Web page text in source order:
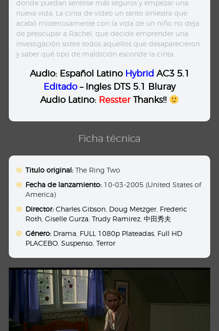
donde puedan sentirse más seguros y empezar una
nueva vida. La cinta de vídeo un tanto siniestra que
acabó misteriosamente con la vida de un niño no deja
de preocupar a Rachel, que decide emprender una
investigación sobre todos aquellos que desaparecieron
y saber qué tipo de maldición esconde la cinta.
Audio: Español Latino Hybrid AC3 5.1
Editado– Ingles DTS 5.1 Bluray
Audio Latino: RessterThanks!!
Ficha técnica
Titulo original: The Ring Two
Fecha de lanzamiento: 10-03-2005 (United States of
America)
Director: Charles Gibson Doug Metzger Frederic
Roth ,Giselle Gurza ,Trudy Ramirez ,中田秀夫
Género: Drama FULL 1080p Plateadas Full HD
PLACEBO ,Suspenso ,Terror